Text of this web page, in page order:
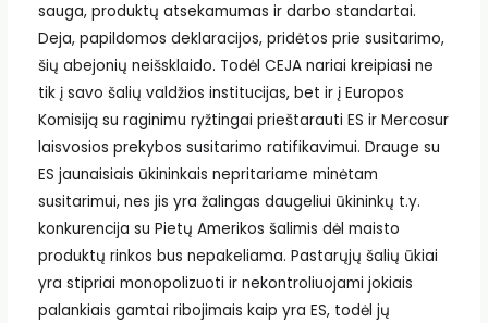
sauga, produktų atsekamumas ir darbo standartai.
Deja, papildomos deklaracijos, pridėtos prie susitarimo,
šių abejonių neišsklaido. Todėl CEJA nariai kreipiasi ne
tik į savo šalių valdžios institucijas, bet ir į Europos
Komisiją su raginimu ryžtingai prieštarauti ES ir Mercosur
laisvosios prekybos susitarimo ratifikavimui. Drauge su
ES jaunaisiais ūkininkais nepritariame minėtam
susitarimui, nes jis yra žalingas daugeliui ūkininkų t.y.
konkurencija su Pietų Amerikos šalimis dėl maisto
produktų rinkos bus nepakeliama. Pastarųjų šalių ūkiai
yra stipriai monopolizuoti ir nekontroliuojami jokiais
palankiais gamtai ribojimais kaip yra ES, todėl jų